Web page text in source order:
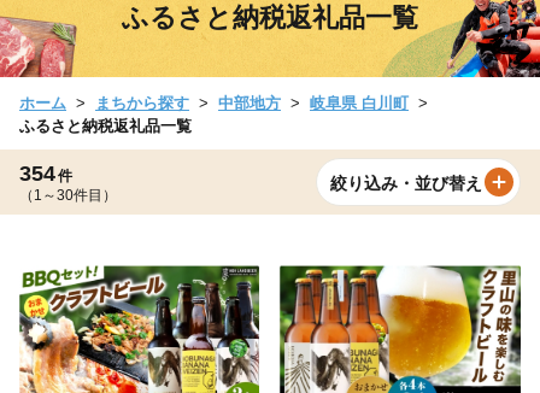
ふるさと納税返礼品一覧
ホーム まちから探す 中部地方
岐阜県 白川町
ふるさと納税返礼品一覧
354件
（1～30件目）
絞り込み・並び替え